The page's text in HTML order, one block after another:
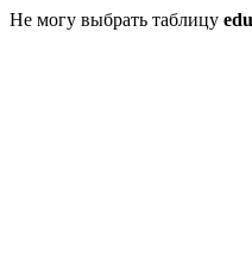
Не могу выбрать таблицу